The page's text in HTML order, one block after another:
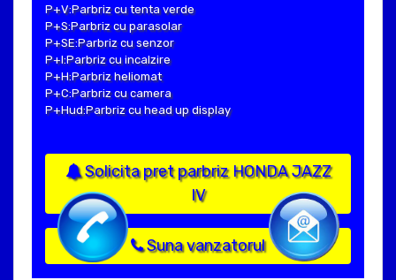
P+V:Parbriz cu tenta verde
P+S:Parbriz cu parasolar
P+SE:Parbriz cu senzor
P+I:Parbriz cu incalzire
P+H:Parbriz heliomat
P+C:Parbriz cu camera
P+Hud:Parbriz cu head up display
Solicita pret parbriz HONDA JAZZ
IV
Suna vanzatorul